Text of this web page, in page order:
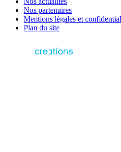
Nos partenaires
Mentions légales et
Plan du site